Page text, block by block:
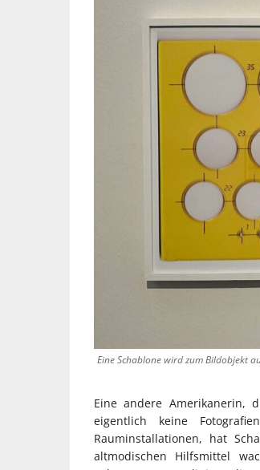
Eine Schablone wird zum Bildobjekt
Eine andere Amerikanerin,
eigentlich keine
Rauminstallationen, hat
altmodischen Hilfsmittel